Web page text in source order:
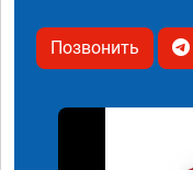
Позвонить